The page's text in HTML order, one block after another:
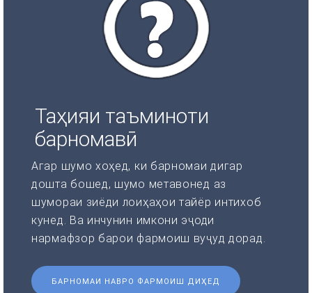
Таҳияи таъминоти
барномавӣ
Агар шумо хоҳед, ки барномаи дигар
дошта бошед, шумо метавонед аз
шумораи зиёди лоиҳаҳои тайёр интихоб
кунед. Ва инчунин имкони эҷоди
нармафзор барои фармоиш вуҷуд дорад.
БАРНОМАИ НАВРО ФАРМОИШ ДИҲЕД